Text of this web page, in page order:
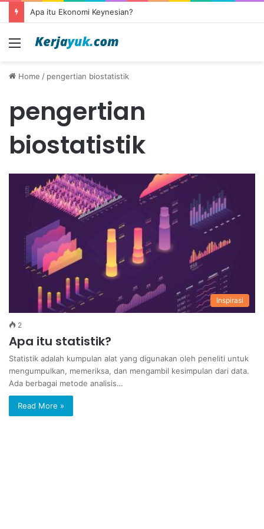
Apa itu Ekonomi Keynesian?
Menu
Home / pengertian biostatistik
pengertian
biostatistik
Inspirasi
2
Apa itu statistik?
Statistik adalah kumpulan alat yang digunakan oleh peneliti untuk
mengumpulkan, memeriksa, dan mengambil kesimpulan dari data.
Ada berbagai metode analisis…
Read More »